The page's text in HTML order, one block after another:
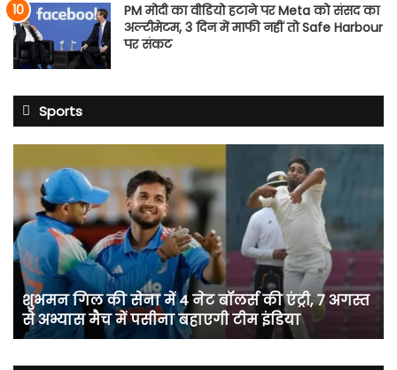
PM मोदी का वीडियो हटाने पर Meta को संसद का
अल्टीमेटम, 3 दिन में माफी नहीं तो Safe Harbour
पर संकट
Sports
गिल
की
में
4
नेट
बॉलर्स
की
एंट्री,
7
शुभमन गिल की सेना में 4 नेट बॉलर्स की एंट्री, 7 अगस्त
से अभ्यास मैच में पसीना बहाएगी टीम इंडिया